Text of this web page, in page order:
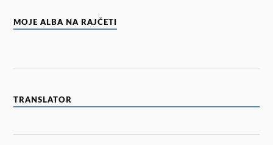
MOJE ALBA NA RAJČETI
TRANSLATOR